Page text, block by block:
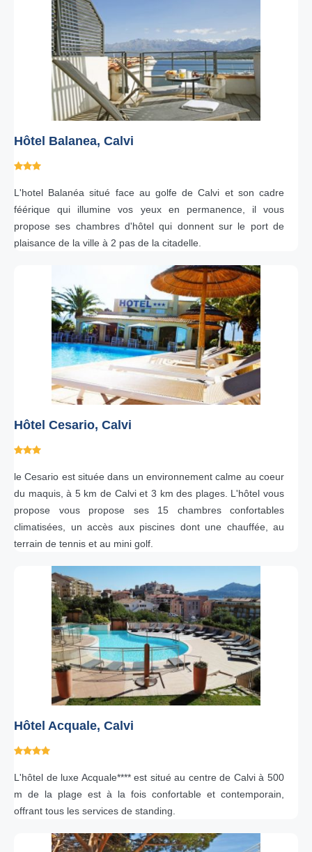
Hôtel Balanea, Calvi
L'hotel Balanéa situé face au golfe de Calvi et son cadre
féérique qui illumine vos yeux en permanence, il vous
propose ses chambres d'hôtel qui donnent sur le port de
plaisance de la ville à 2 pas de la citadelle.
Hôtel Cesario, Calvi
le Cesario est située dans un environnement calme au coeur
du maquis, à 5 km de Calvi et 3 km des plages. L'hôtel vous
propose vous propose ses 15 chambres confortables
climatisées, un accès aux piscines dont une chauffée, au
terrain de tennis et au mini golf.
Hôtel Acquale, Calvi
L'hôtel de luxe Acquale**** est situé au centre de Calvi à 500
m de la plage est à la fois confortable et contemporain,
offrant tous les services de standing.